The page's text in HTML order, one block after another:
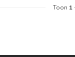
Toon 1